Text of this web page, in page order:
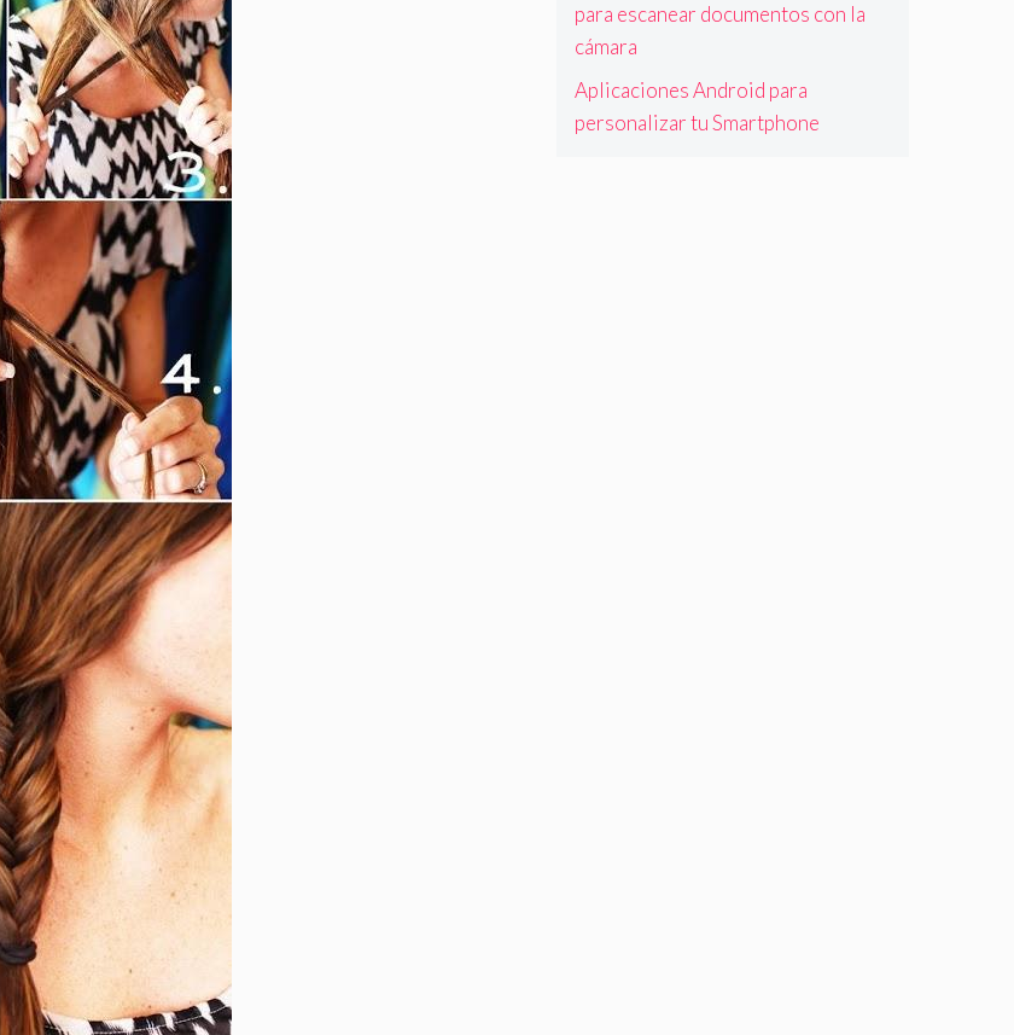
para escanear documentos con la
cámara
Aplicaciones Android para
personalizar tu Smartphone